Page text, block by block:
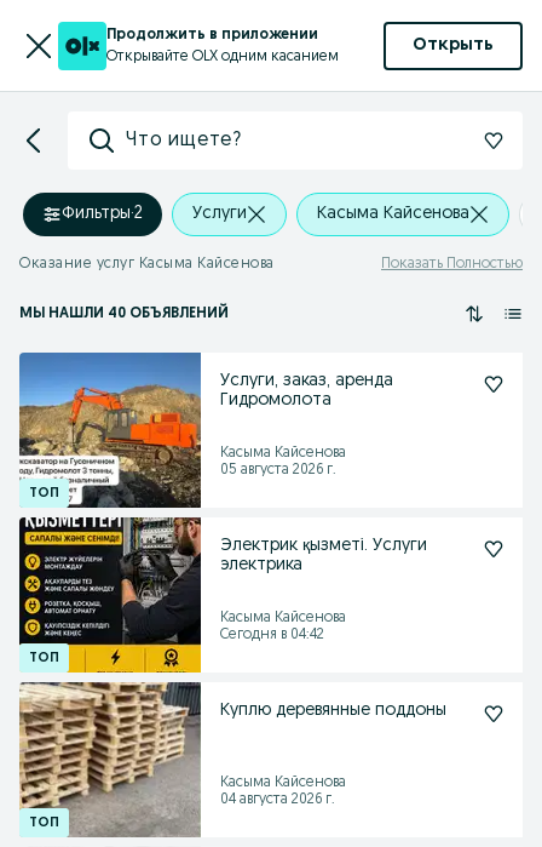
Продолжить в приложении
Открывайте OLX одним касанием
Открыть
Что ищете?
Фильтры·2 Услуги Касыма Кайсенова
Оказание услуг Касыма Кайсенова Показать Полностью
МЫ НАШЛИ 40 ОБЪЯВЛЕНИЙ
Услуги, заказ, аренда
Гидромолота
Касыма Кайсенова
05 августа 2026 г.
Электрик қызметі. Услуги
электрика
Касыма Кайсенова
Сегодня в 04:42
Куплю деревянные поддоны
Касыма Кайсенова
04 августа 2026 г.